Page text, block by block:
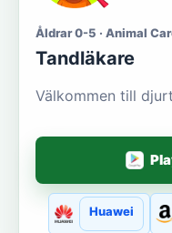
Åldrar 0-5 · Animal
Tandläkare
Välkommen till
Huawei